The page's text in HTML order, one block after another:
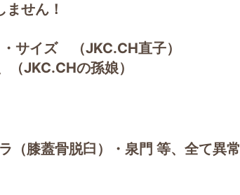
せん！
サイズ （JKC.CH直子）
JKC.CHの孫娘）
（膝蓋骨脱臼）・泉門 等、全て異常